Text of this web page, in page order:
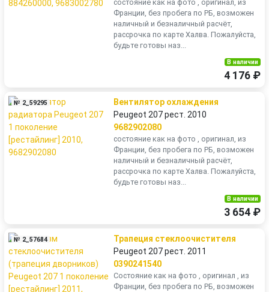
состояние как на фото , оригинал, из
Франции, без пробега по РБ, возможен
наличный и безналичный расчёт,
рассрочка по карте Халва. Пожалуйста,
будьте готовы наз...
В наличии
4 176 ₽
№ 2_59295
Вентилятор охлаждения
Peugeot 207 рест. 2010
9682902080
состояние как на фото , оригинал, из
Франции, без пробега по РБ, возможен
наличный и безналичный расчёт,
рассрочка по карте Халва. Пожалуйста,
будьте готовы наз...
В наличии
3 654 ₽
№ 2_57684
Трапеция стеклоочистителя
Peugeot 207 рест. 2011
0390241540
Состояние как на фото , оригинал , из
Франции, без пробега по РБ, возможен